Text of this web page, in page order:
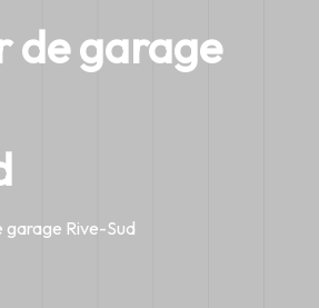
de garage
garage Rive-Sud